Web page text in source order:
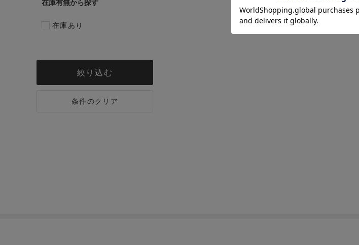
在庫有無
在庫あり
絞り込む
条件のクリア